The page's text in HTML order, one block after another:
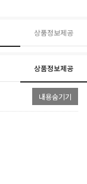
상품정보제공
상품정보제공
내용숨기기